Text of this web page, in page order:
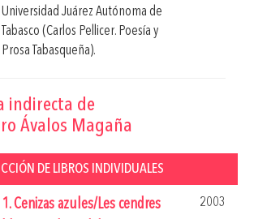
Universidad Juárez Autónoma de
Tabasco (Carlos Pellicer. Poesía y
Prosa Tabasqueña).
indirecta de
Ávalos Magaña
DE LIBROS INDIVIDUALES
1. Cenizas azules/Les cendres
2003